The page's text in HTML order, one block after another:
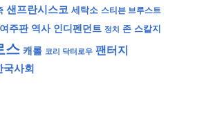
샌프란시스코 세탁소 스티븐 브루스트
여주판 역사 인디펜던트 정치 존 스칼지
스 캐롤 코리 닥터로우 팬터지
국사회